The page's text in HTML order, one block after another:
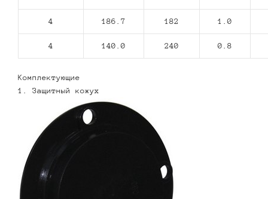
4 186.7 182 1.0
4 140.0 240 0.8
Комплектующие
1. Защитный кожух